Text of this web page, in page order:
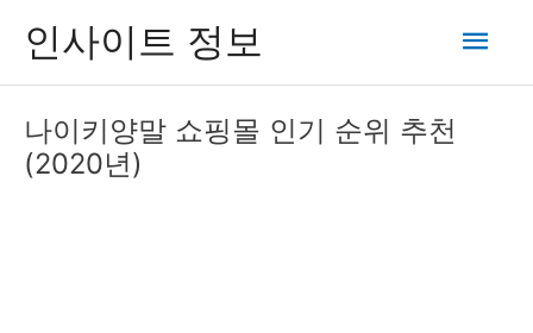
츠
인사이트 정보
메
인
나이키양말 쇼핑몰 인기 순위 추천
(2020년)